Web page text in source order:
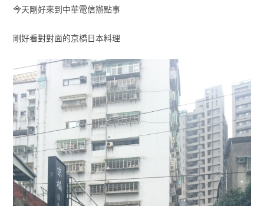
今天剛好來到中華電信辦點事
剛好看對對面的京橋日本料理